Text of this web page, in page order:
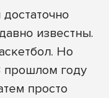
известны.
Но
прошлом году
просто